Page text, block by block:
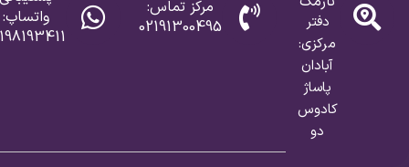
دفتر
مرکزی:
آبادان
پاساژ
کادوس
دو
مرکز تماس:
02191300495
واتساپ: